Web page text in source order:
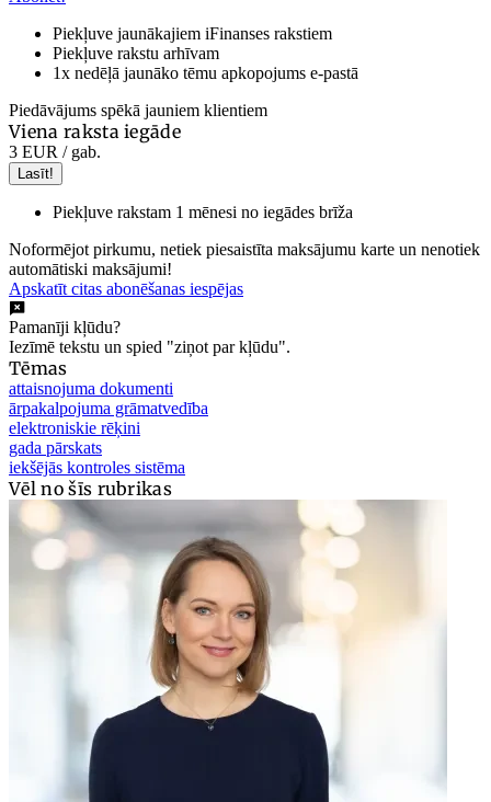
Piekļuve jaunākajiem iFinanses rakstiem
Piekļuve rakstu arhīvam
1x nedēļā jaunāko tēmu apkopojums e-pastā
Piedāvājums spēkā jauniem klientiem
Viena raksta iegāde
3 EUR / gab.
Lasīt!
Piekļuve rakstam 1 mēnesi no iegādes brīža
Noformējot pirkumu, netiek piesaistīta maksājumu karte un nenotiek
automātiski maksājumi!
Apskatīt citas abonēšanas iespējas
Pamanīji kļūdu?
Iezīmē tekstu un spied "ziņot par kļūdu".
Tēmas
attaisnojuma dokumenti
ārpakalpojuma grāmatvedība
elektroniskie rēķini
gada pārskats
iekšējās kontroles sistēma
Vēl no šīs rubrikas